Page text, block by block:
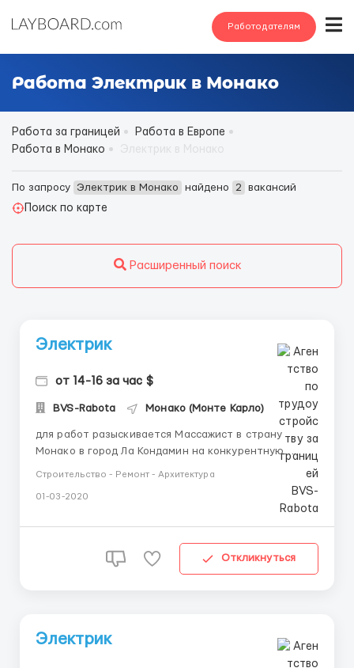
Работодателям
Работа Электрик в Монако
Работа за границей
Работа в Европе
Работа в Монако
По запросу Электрик в Монако найдено 2
вакансий
Поиск по карте
Расширенный поиск
Электрик
от 14-16 за час $
BVS-Rabota Монако (Монте Карло)
для работ разыскивается Массажист в страну
Монако в город Ла Кондамин на конкурентную
нужен рабочий порядочный работник можно без
владения английским языком без наличия опыта
Строительство - Ремонт - Архитектура
01-03-2020
Откликнуться
Электрик